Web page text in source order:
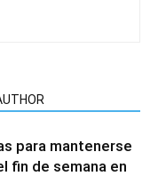
para mantenerse
fin de semana en